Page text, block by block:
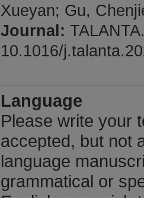
Xueyan; Gu,
Journal:
10.1016/
Language
Please write your
accepted, but not
language
grammatical or